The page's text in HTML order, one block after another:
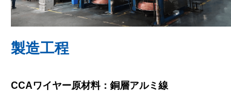
製造工程
CCAワイヤー原材料：銅層アルミ線